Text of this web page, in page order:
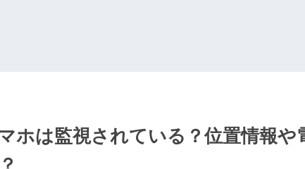
ホは監視されている？位置情報や